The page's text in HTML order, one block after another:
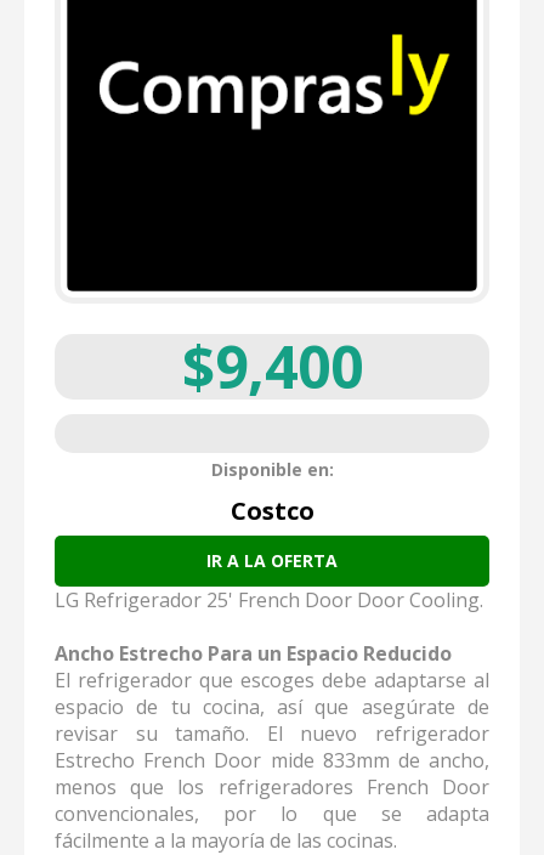
$9,400
Disponible en:
Costco
IR A LA OFERTA
LG Refrigerador 25' French Door Door Cooling.
Ancho Estrecho Para un Espacio Reducido
El refrigerador que escoges debe adaptarse al
espacio de tu cocina, así que asegúrate de
revisar su tamaño. El nuevo refrigerador
Estrecho French Door mide 833mm de ancho,
menos que los refrigeradores French Door
convencionales, por lo que se adapta
fácilmente a la mayoría de las cocinas.